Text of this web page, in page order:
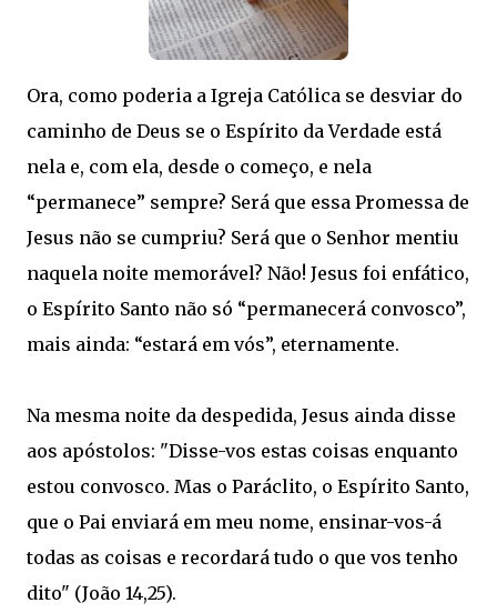
Ora, como poderia a Igreja Católica se desviar do
caminho de Deus se o Espírito da Verdade está
nela e, com ela, desde o começo, e nela
“permanece” sempre? Será que essa Promessa de
Jesus não se cumpriu? Será que o Senhor mentiu
naquela noite memorável? Não! Jesus foi enfático,
o Espírito Santo não só “permanecerá convosco”,
mais ainda: “estará em vós”, eternamente.
Na mesma noite da despedida, Jesus ainda disse
aos apóstolos: "Disse-vos estas coisas enquanto
estou convosco. Mas o Paráclito, o Espírito Santo,
que o Pai enviará em meu nome, ensinar-vos-á
todas as coisas e recordará tudo o que vos tenho
dito" (João 14,25).